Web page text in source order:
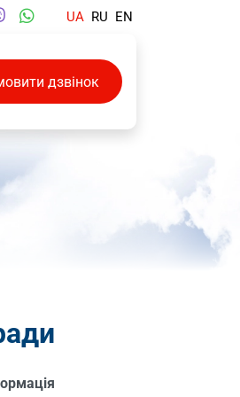
UA RU EN
дзвінок